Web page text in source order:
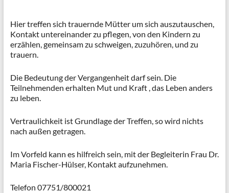
Hier treffen sich trauernde Mütter um sich auszutauschen,
Kontakt untereinander zu pflegen, von den Kindern zu
erzählen, gemeinsam zu schweigen, zuzuhören, und zu
trauern.
Die Bedeutung der Vergangenheit darf sein. Die
Teilnehmenden erhalten Mut und Kraft , das Leben anders
zu leben.
Vertraulichkeit ist Grundlage der Treffen, so wird nichts
nach außen getragen.
Im Vorfeld kann es hilfreich sein, mit der Begleiterin Frau Dr.
Maria Fischer-Hülser, Kontakt aufzunehmen.
Telefon 07751/800021